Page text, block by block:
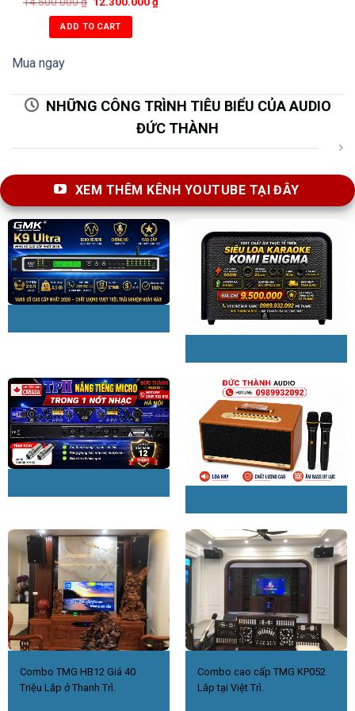
Music Server Hi-Res Audio toàn năng và thân
thiện người dùng
Phát nhạc từ ổ cứng gắn trong, ổ NAS, PC
Truy xuất nhạc từ USB và ổ cứng rời gắn ngoài.
nay như MQA, DSD64, DSD128, DSD256, DXD độ phân giải
24Bit/352.8kHz,các file WAV/FLAC độ phân giải
24Bit/192kHz, APE/CUE, ALAC, AIFF, AIF, AAC, M4A, MP3,
WMA.
ADD TO CART
Mua ngay
NHỮNG CÔNG TRÌNH TIÊU BIỂU CỦA AUDIO
ĐỨC THÀNH
XEM THÊM KÊNH YOUTUBE TẠI ĐÂY
Combo TMG HB12 Giá 40
Triệu Lắp ở Thanh Trì.
Combo cao cấp TMG KP052
Lắp tại Việt Trì.